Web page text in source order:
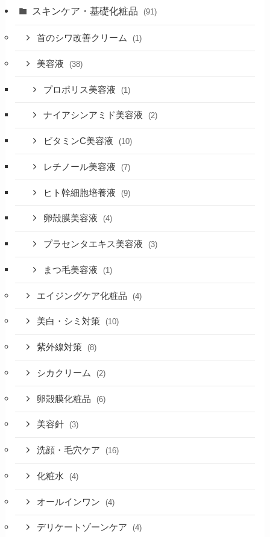
スキンケア・基礎化粧品 (91)
首のシワ改善クリーム (1)
美容液 (38)
プロポリス美容液 (1)
ナイアシンアミド美容液 (2)
ビタミンC美容液 (10)
レチノール美容液 (7)
ヒト幹細胞培養液 (9)
卵殻膜美容液 (4)
プラセンタエキス美容液 (3)
まつ毛美容液 (1)
エイジングケア化粧品 (4)
美白・シミ対策 (10)
紫外線対策 (8)
シカクリーム (2)
卵殻膜化粧品 (6)
美容針 (3)
洗顔・毛穴ケア (16)
化粧水 (4)
オールインワン (4)
デリケートゾーンケア (4)